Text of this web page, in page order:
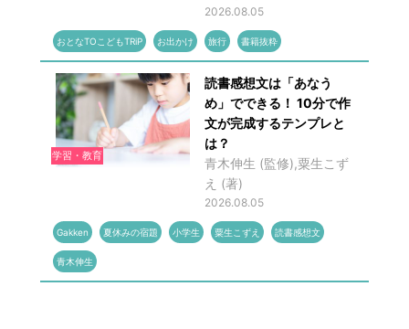
2026.08.05
おとなTOこどもTRiP お出かけ 旅行 書籍抜粋
学習・教育
読書感想文は「あなう
め」でできる！ 10分で作
文が完成するテンプレと
は？
青木伸生 (監修),粟生こず
え (著)
2026.08.05
Gakken 夏休みの宿題 小学生 粟生こずえ 読書感想文
青木伸生